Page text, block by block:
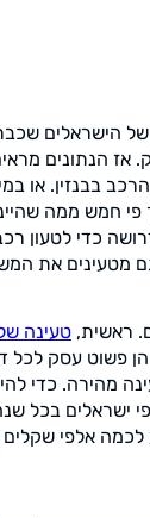
הישראלים
אז הנתונים
חמש ממה
כדי לטעון
את
ראשית, טעינה
פשוט עסק לכל
מהירה. כדי
ישראלים בכל
אלפי